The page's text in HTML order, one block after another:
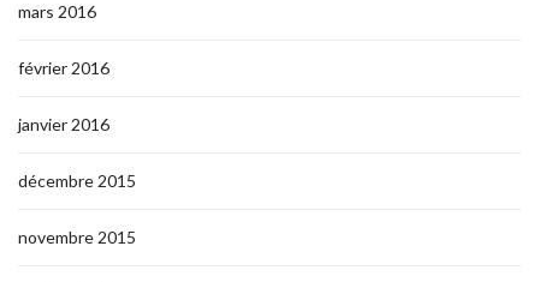
mars 2016
février 2016
janvier 2016
décembre 2015
novembre 2015